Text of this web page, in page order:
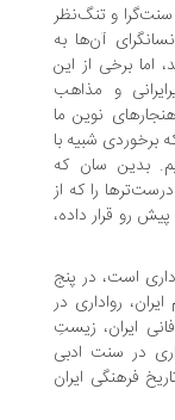
و تنگ‌نظر
آن‌ها به
از این
و مذاهب
نوین ما
شبیه با
سان كه
را كه از
داده،
در پنج
‌در‌
زیستِ
‌سنت ‌ادبی
ایران